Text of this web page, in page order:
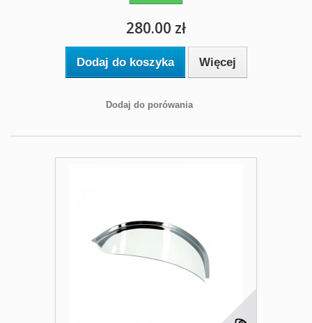
280.00 zł
Dodaj do koszyka Więcej
Dodaj do porówania